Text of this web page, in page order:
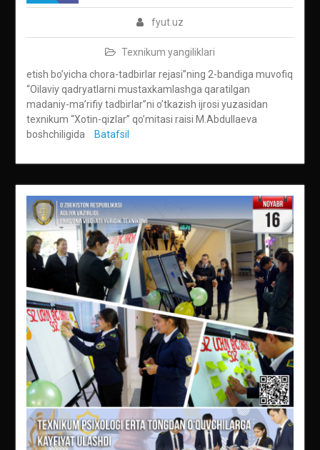
fyut.uz
Texnikum yangiliklari
etish bo’yicha chora-tadbirlar rejasi”ning 2-bandiga muvofiq
“Oilaviy qadryatlarni mustaxkamlashga qaratilgan
madaniy-ma’rifiy tadbirlar”ni o’tkazish ijrosi yuzasidan
texnikum “Xotin-qizlar” qo’mitasi raisi M.Abdullaeva
boshchiligida
Batafsil